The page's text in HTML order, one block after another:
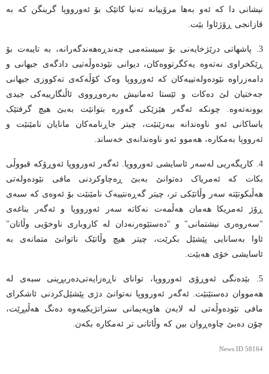
نیشانی دا کە ئەو بەها مرۆییانە تەنیا کاتێک بۆ ئەورووپا گرینگن کە بە
قازانجی ڕۆژئاوا بێت.
3. پاشهاتی درێژخایەنی بۆ سیستەمی چەندڕەهەندگەرانە، بە تایبەت بۆ
ڕێکخراوی نەتەوە یەکگرتووەکان، دیوانی نێودەوڵەتیی دادگەی جیهانی و
دامەزراوە نێودەولەتییەکان کە ئەورووپا وەک کۆڵەکەی تەکووزی جیهانی
جەختیان لێ دەکات و ئێستا ئەمانیش بەرەوڕووی ئاڵنگارییەکی جیدی
بوونەتەوە. چونکە ئەگەر هێزێکی گەورە بتوانێت بەبێ هیچ گرفتێک
یاساکانی ئەو ناوەندانە ببەزێنێت، چیتر جاڕنامەکان مانایان نامێنێت و
ئەرووپا بەمکارە، هەموو ئەو ناوەندانەی خەساند.
4. کاریگەریی لەسەر ئاسایشی ئەورووپا. ئەگەر ئەورووپا ئەوڕۆکە قبووڵی
بکات کە ئەمریاک دەتوانێ بەبێ ڕەچاوکردنی مافی نێودەولەتی
هەڵبکوتێتە سەر وڵاتێکی تر، چیتر گەڕەنتییەک نامێنێت بۆ ئەوەی کە سبەی
ڕۆژ ئەمریکا هەمان هەڵمەت نەکاتە سەر ئەورووپا و ئەگەر بناغەی
"سەروەری نیشتمانی" و "دەستێوەرنەدان لە کاروباری ناوخۆیی وڵاتان"
ئاوا بەسانایی پێشێل بکرێت، چیتر هیچ وڵاتێک ناتوانێ متمانەی بە
ئاسایشی خۆی هەبێت.
5. بێدەنگی ئەوڕۆی ئەورووپا، توانای ناڕەزایەتی‌دەربڕینی سبەی لە
هەمووان دەستێنێت. ئەگەر ئەورووپا نەتوانێ دژی پێشێل‌کردنی ئاشکرای
مافی نێودەوڵەتی لە لایەن هاوپەیمانی ستراتژیکییەوە دەنگ هەڵبڕێت،
چۆن دەبێ چاوەڕوان بین کە وڵاتانی تر ئەمکارە بکەن.
News ID 58164